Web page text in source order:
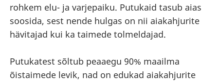
rohkem elu- ja varjepaiku. Putukaid tasub aias
soosida, sest nende hulgas on nii aiakahjurite
hävitajad kui ka taimede tolmeldajad.
Putukatest sõltub peaaegu 90% maailma
õistaimede levik, nad on edukad aiakahjurite